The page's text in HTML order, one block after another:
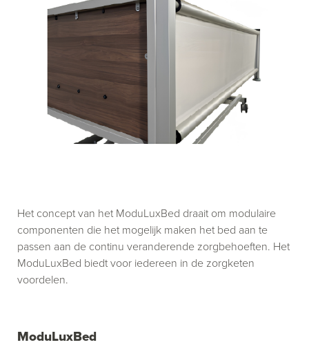
ModuLuxBed
Het concept van het ModuLuxBed draait om modulaire
componenten die het mogelijk maken het bed aan te
passen aan de continu veranderende zorgbehoeften. Het
ModuLuxBed biedt voor iedereen in de zorgketen
voordelen.